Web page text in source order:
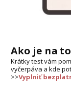
Ako je na
Krátky test vám
vyčerpáva a kde
>>Vyplniť